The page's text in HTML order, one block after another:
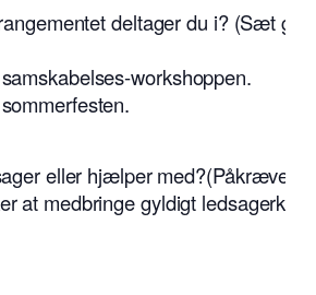
deltager du i? (Sæt
workshoppen.
eller hjælper med?(Påkrævet)
at medbringe gyldigt ledsagerkort.